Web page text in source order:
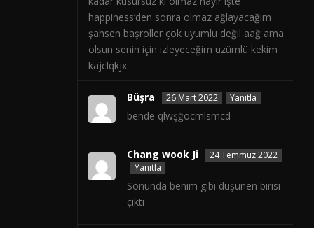
happiness’den sonra olmaz ağlayacağım
şahsen başroller çok uyumlu değil aağ ama
olsun senin için izleyeceğim üzümlü kekim
kajclqkjx
Büşra 26 Mart 2022 Yanıtla
bende qlwşğöcmlsmcd
Chang wook Ji
24 Temmuz 2022
Yanıtla
Sonunda benim gibi düşünen birisi
çıktı